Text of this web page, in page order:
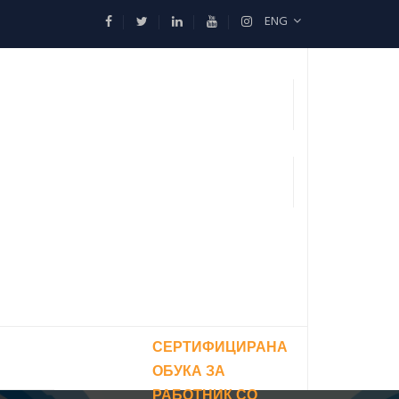
ENG
СЕРТИФИЦИРАНА
ОБУКА ЗА